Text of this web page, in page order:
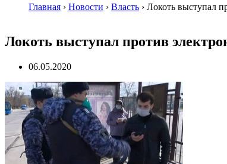
Главная › Новости › Власть › Локоть выступал
Локоть выступал против
06.05.2020